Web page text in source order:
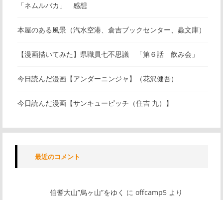
「ネムルバカ」 感想
本屋のある風景（汽水空港、倉吉ブックセンター、蟲文庫）
【漫画描いてみた】県職員七不思議 「第６話 飲み会」
今日読んだ漫画【アンダーニンジャ】（花沢健吾）
今日読んだ漫画【サンキューピッチ（住吉 九）】
最近のコメント
伯耆大山”烏ヶ山”をゆく に offcamp5 より